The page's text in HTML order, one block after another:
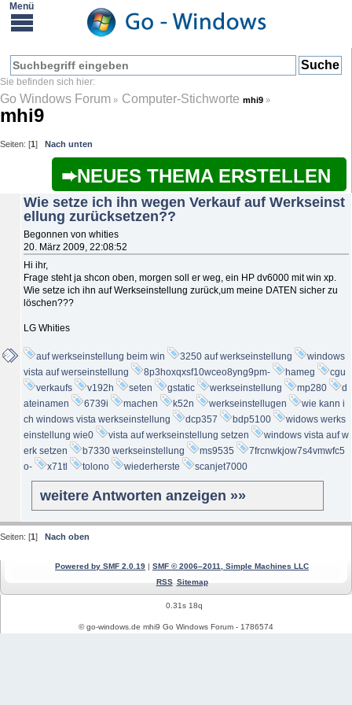
Go Windows Forum » Computer-Stichwortemhi9 »
mhi9
Seiten: [1] Nach unten
NEUES THEMA ERSTELLEN
Wie setze ich ihn wegen Verkauf auf Werkseinst
ellung zurücksetzen??
Begonnen von whities
20. März 2009, 22:08:52
Hi ihr,
Frage steht ja shcon oben, morgen soll er weg, ein HP dv6000 mit win xp.
Wie setze ich ihn auf Werkseinstellung zurück,um meine DATEN sicher zu
löschen???
LG Whities
auf werkseinstellung beim win 3250 auf werkseinstellung
windows
vista auf werseinstellung
8p3hoxqxsf10wceo8yng9pm- hameg
cgu
verkaufs
v192h seten gstatic werkseinstellung mp280
d
ateinamen
6739i machen k52n werkseinstellugen
wie kann i
ch windows vista werkseinstellung
dcp357 bdp5100
widows werks
einstellung wie0
vista auf werkseinstellung setzen
windows vista auf w
erk setzen
b7330 werkseinstellung ms9535
7frcnwkjow7s4vmwfc5
o-
x71tl tolono wiederherste scanjet7000
weitere Antworten anzeigen »»
Seiten: [1] Nach oben
Powered by SMF 2.0.19 | SMF © 2006–2011, Simple Machines LLC
RSS Sitemap
0.31s 18q
© go-windows.de mhi9 Go Windows Forum - 1786574